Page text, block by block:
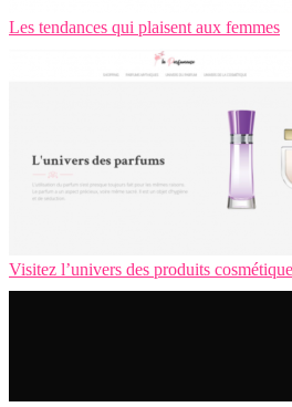
Les tendances qui plaisent aux femmes
Visitez l’univers des produits